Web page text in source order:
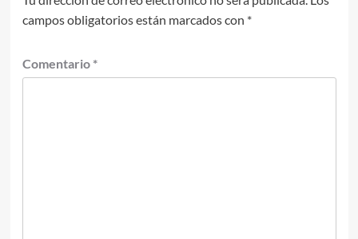
campos obligatorios están marcados con *
Comentario *